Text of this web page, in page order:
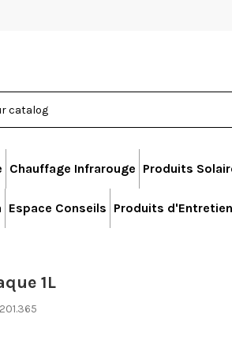
Chauffage Infrarouge Produits
Espace Conseils Produits d'Entretien
1L